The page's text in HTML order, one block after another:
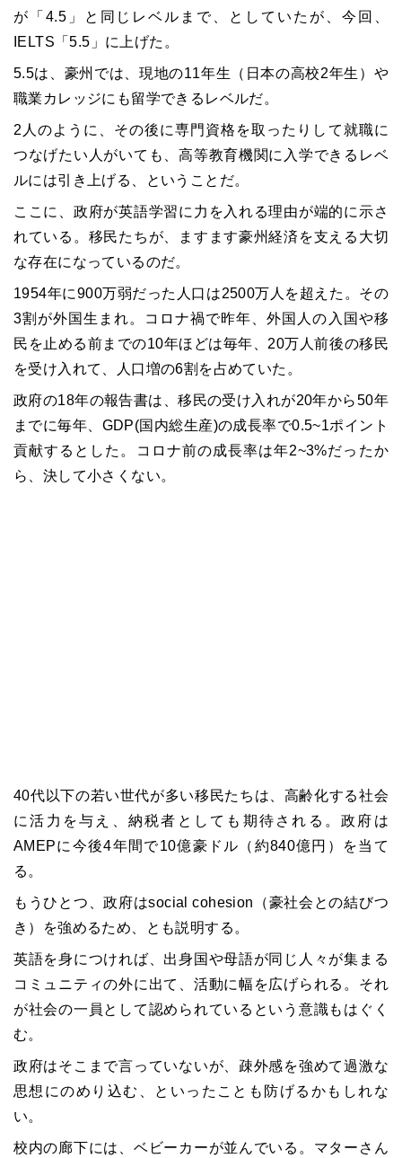
が「4.5」と同じレベルまで、としていたが、今回、
IELTS「5.5」に上げた。
5.5は、豪州では、現地の11年生（日本の高校2年生）や
職業カレッジにも留学できるレベルだ。
2人のように、その後に専門資格を取ったりして就職に
つなげたい人がいても、高等教育機関に入学できるレベ
ルには引き上げる、ということだ。
ここに、政府が英語学習に力を入れる理由が端的に示さ
れている。移民たちが、ますます豪州経済を支える大切
な存在になっているのだ。
1954年に900万弱だった人口は2500万人を超えた。その
3割が外国生まれ。コロナ禍で昨年、外国人の入国や移
民を止める前までの10年ほどは毎年、20万人前後の移民
を受け入れて、人口増の6割を占めていた。
政府の18年の報告書は、移民の受け入れが20年から50年
までに毎年、GDP(国内総生産)の成長率で0.5~1ポイント
貢献するとした。コロナ前の成長率は年2~3%だったか
ら、決して小さくない。
40代以下の若い世代が多い移民たちは、高齢化する社会
に活力を与え、納税者としても期待される。政府は
AMEPに今後4年間で10億豪ドル（約840億円）を当て
る。
もうひとつ、政府はsocial cohesion（豪社会との結びつ
き）を強めるため、とも説明する。
英語を身につければ、出身国や母語が同じ人々が集まる
コミュニティの外に出て、活動に幅を広げられる。それ
が社会の一員として認められているという意識もはぐく
む。
政府はそこまで言っていないが、疎外感を強めて過激な
思想にのめり込む、といったことも防げるかもしれな
い。
校内の廊下には、ベビーカーが並んでいる。マターさん